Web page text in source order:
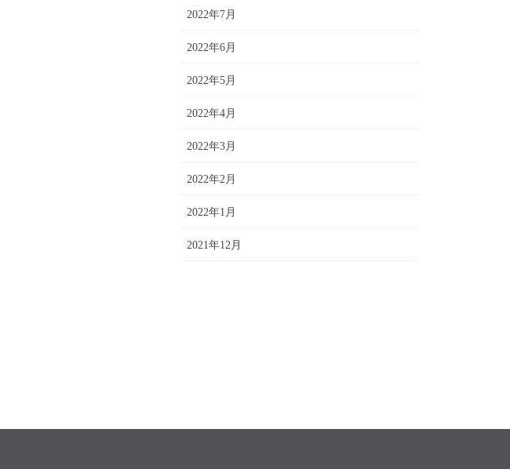
2022年7月
2022年6月
2022年5月
2022年4月
2022年3月
2022年2月
2022年1月
2021年12月